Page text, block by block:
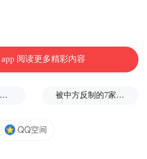
阅读更多精彩内容
老挝国会主席赛宋蓬逝世 被中方反制的7家美国实体有何来头？